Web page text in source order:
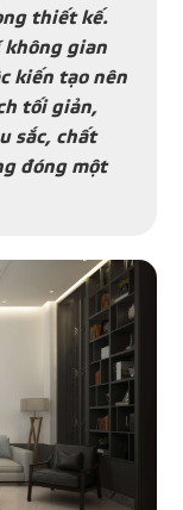
THƯ
TIN CHUYÊN MÔN
LIÊN HỆ - TƯ
thiết kế.
không gian
kiến tạo nên
tối giản,
sắc, chất
đóng một